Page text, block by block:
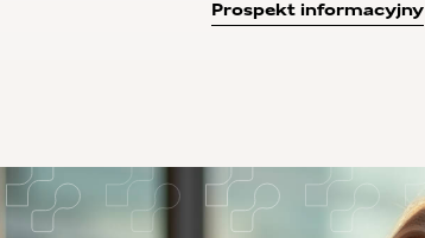
Prospekt informacyjny